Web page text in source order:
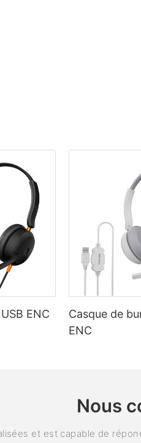
ENC
Casque de
ENC
Nous
et est capable de